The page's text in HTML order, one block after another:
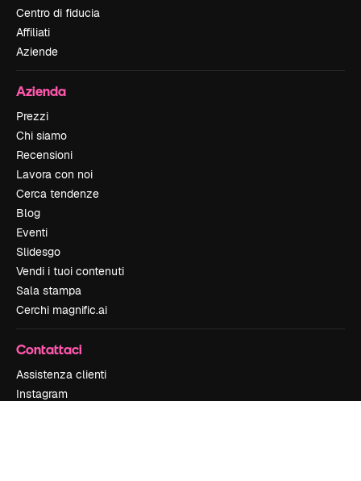
Centro di fiducia
Affiliati
Aziende
Azienda
Prezzi
Chi siamo
Recensioni
Lavora con noi
Cerca tendenze
Blog
Eventi
Slidesgo
Vendi i tuoi contenuti
Sala stampa
Cerchi magnific.ai
Contattaci
Assistenza clienti
Instagram